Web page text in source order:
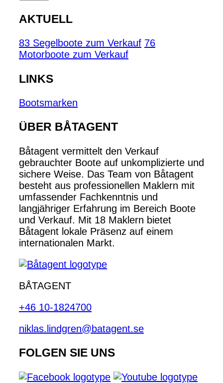
AKTUELL
83 Segelboote zum Verkauf 76
Motorboote zum Verkauf
LINKS
Bootsmarken
ÜBER BÅTAGENT
Båtagent vermittelt den Verkauf
gebrauchter Boote auf unkomplizierte und
sichere Weise. Das Team von Båtagent
besteht aus professionellen Maklern mit
umfassender Fachkenntnis und
langjähriger Erfahrung im Bereich Boote
und Verkauf. Mit 18 Maklern bietet
Båtagent lokale Präsenz auf einem
internationalen Markt.
BÅTAGENT
+46 10-1824700
niklas.lindgren@batagent.se
FOLGEN SIE UNS